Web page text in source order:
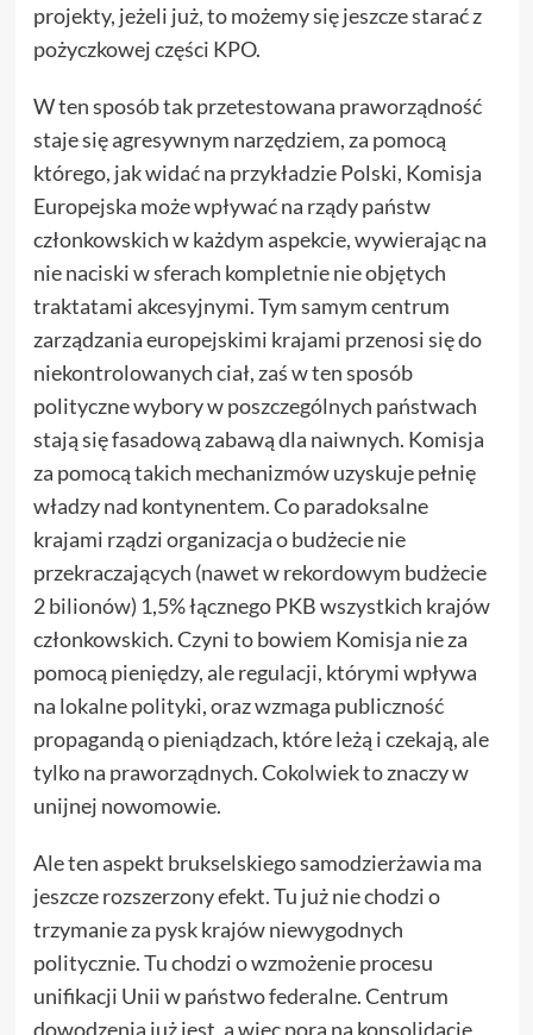
projekty, jeżeli już, to możemy się jeszcze starać z
pożyczkowej części KPO.
W ten sposób tak przetestowana praworządność
staje się agresywnym narzędziem, za pomocą
którego, jak widać na przykładzie Polski, Komisja
Europejska może wpływać na rządy państw
członkowskich w każdym aspekcie, wywierając na
nie naciski w sferach kompletnie nie objętych
traktatami akcesyjnymi. Tym samym centrum
zarządzania europejskimi krajami przenosi się do
niekontrolowanych ciał, zaś w ten sposób
polityczne wybory w poszczególnych państwach
stają się fasadową zabawą dla naiwnych. Komisja
za pomocą takich mechanizmów uzyskuje pełnię
władzy nad kontynentem. Co paradoksalne
krajami rządzi organizacja o budżecie nie
przekraczających (nawet w rekordowym budżecie
2 bilionów) 1,5% łącznego PKB wszystkich krajów
członkowskich. Czyni to bowiem Komisja nie za
pomocą pieniędzy, ale regulacji, którymi wpływa
na lokalne polityki, oraz wzmaga publiczność
propagandą o pieniądzach, które leżą i czekają, ale
tylko na praworządnych. Cokolwiek to znaczy w
unijnej nowomowie.
Ale ten aspekt brukselskiego samodzierżawia ma
jeszcze rozszerzony efekt. Tu już nie chodzi o
trzymanie za pysk krajów niewygodnych
politycznie. Tu chodzi o wzmożenie procesu
unifikacji Unii w państwo federalne. Centrum
dowodzenia już jest, a więc pora na konsolidację